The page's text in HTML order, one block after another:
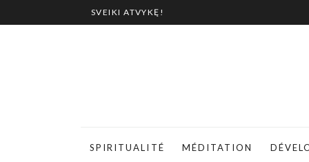
SVEIKI ATVYKĘ!
SPIRITUALITÉ MÉDITATION